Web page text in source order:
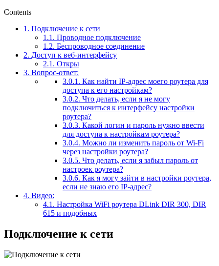
Contents
1. Подключение к сети
1.1. Проводное подключение
1.2. Беспроводное соединение
2. Доступ к веб-интерфейсу
2.1. Откры
3. Вопрос-ответ:
3.0.1. Как найти IP-адрес моего роутера для
доступа к его настройкам?
3.0.2. Что делать, если я не могу
подключиться к интерфейсу настройки
роутера?
3.0.3. Какой логин и пароль нужно ввести
для доступа к настройкам роутера?
3.0.4. Можно ли изменить пароль от Wi-Fi
через настройки роутера?
3.0.5. Что делать, если я забыл пароль от
настроек роутера?
3.0.6. Как я могу зайти в настройки роутера,
если не знаю его IP-адрес?
4. Видео:
4.1. Настройка WiFi роутера DLink DIR 300, DIR
615 и подобных
Подключение к сети